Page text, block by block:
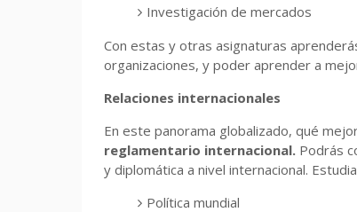
Investigación de mercados
Con estas y otras asignaturas
organizaciones, y poder aprender a
Relaciones internacionales
En este panorama globalizado, qué
reglamentario internacional. Podrás
y diplomática a nivel internacional.
Política mundial